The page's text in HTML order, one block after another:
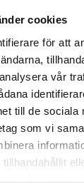
cookies
för att
vår
till de sociala
som vi
of
134 000
och bidra till